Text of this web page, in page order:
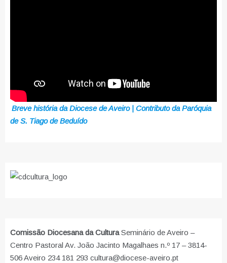
Breve história da Diocese de Aveiro | Contributo da Paróquia
de S. Tiago de Beduído
Comissão Diocesana da CulturaSeminário de Aveiro –
Centro Pastoral Av. João Jacinto Magalhaes n.º 17 – 3814-
506 Aveiro 234 181 293 cultura@diocese-aveiro.pt